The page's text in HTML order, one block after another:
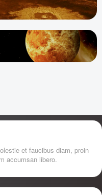
et faucibus diam, proin
accumsan libero.